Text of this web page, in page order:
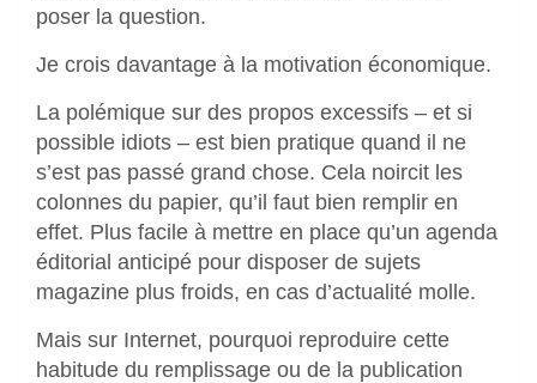
poser la question.
Je crois davantage à la motivation économique.
La polémique sur des propos excessifs – et si
possible idiots – est bien pratique quand il ne
s’est pas passé grand chose. Cela noircit les
colonnes du papier, qu’il faut bien remplir en
effet. Plus facile à mettre en place qu’un agenda
éditorial anticipé pour disposer de sujets
magazine plus froids, en cas d’actualité molle.
Mais sur Internet, pourquoi reproduire cette
habitude du remplissage ou de la publication